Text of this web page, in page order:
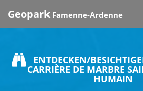
Geopark Famenne-Ardenne
ENTDECKEN/
CARRIÈRE DE MARBRE
HUMAIN